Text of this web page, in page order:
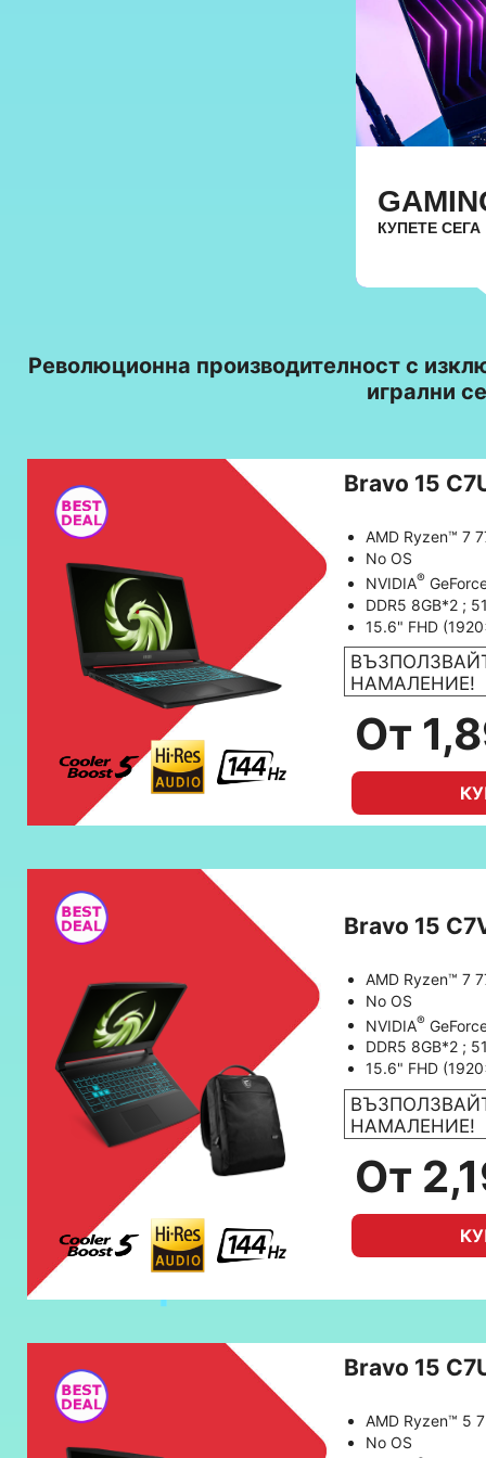
КУПЕТЕ СЕГА
Революционна производителност с
игрални
Bravo 15
AMD Ryzen™ 7
No OS
NVIDIA®
DDR5 8GB*2 ;
15.6" FHD
НАМАЛЕНИЕ!
От
Bravo 15
AMD Ryzen™ 7
No OS
NVIDIA®
DDR5 8GB*2 ;
15.6" FHD
НАМАЛЕНИЕ!
От
Bravo 15
AMD Ryzen™ 5
No OS